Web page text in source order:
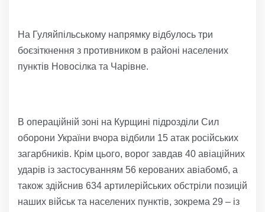
На Гуляйпільському напрямку відбулось три
боєзіткнення з противником в районі населених
пунктів Новосілка та Чарівне.
В операційній зоні на Курщині підрозділи Сил
оборони України вчора відбили 15 атак російських
загарбників. Крім цього, ворог завдав 40 авіаційних
ударів із застосуванням 56 керованих авіабомб, а
також здійснив 634 артилерійських обстріли позицій
наших військ та населених пунктів, зокрема 29 – із